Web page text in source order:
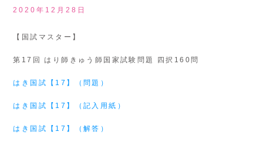
2020年12月28日
【国試マスター】
第17回 はり師きゅう師国家試験問題 四択160問
はき国試【17】（問題）
はき国試【17】（記入用紙）
はき国試【17】（解答）